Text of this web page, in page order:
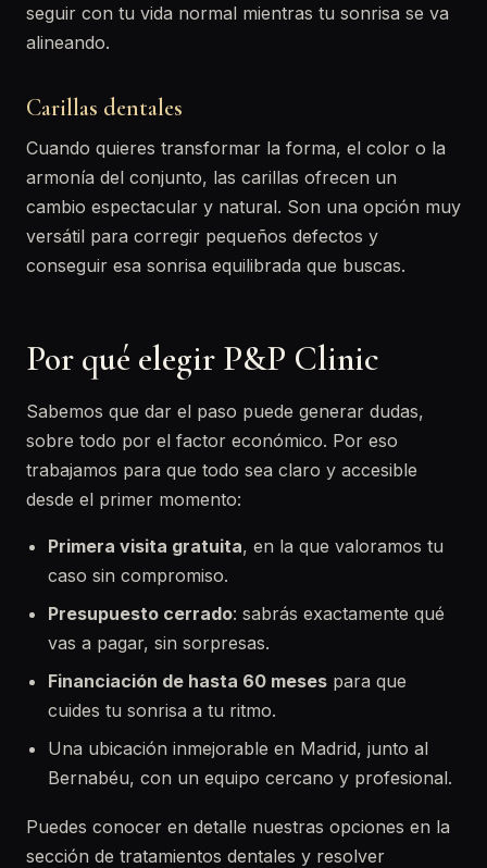
seguir con tu vida normal mientras tu sonrisa se va
alineando.
Carillas dentales
Cuando quieres transformar la forma, el color o la
armonía del conjunto, las carillas ofrecen un
cambio espectacular y natural. Son una opción muy
versátil para corregir pequeños defectos y
conseguir esa sonrisa equilibrada que buscas.
Por qué elegir P&P Clinic
Sabemos que dar el paso puede generar dudas,
sobre todo por el factor económico. Por eso
trabajamos para que todo sea claro y accesible
desde el primer momento:
Primera visita gratuita, en la que valoramos tu
caso sin compromiso.
Presupuesto cerrado: sabrás exactamente qué
vas a pagar, sin sorpresas.
Financiación de hasta 60 meses para que
cuides tu sonrisa a tu ritmo.
Una ubicación inmejorable en Madrid, junto al
Bernabéu, con un equipo cercano y profesional.
Puedes conocer en detalle nuestras opciones en la
sección de tratamientos dentales y resolver